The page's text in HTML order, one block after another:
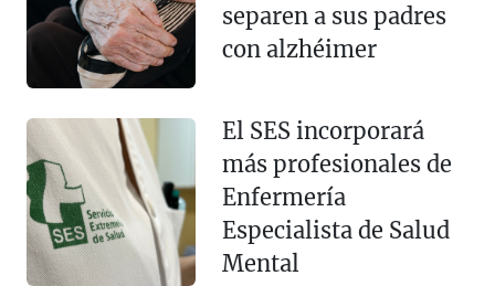
separen a sus padres
con alzhéimer
El SES incorporará
más profesionales de
Enfermería
Especialista de Salud
Mental